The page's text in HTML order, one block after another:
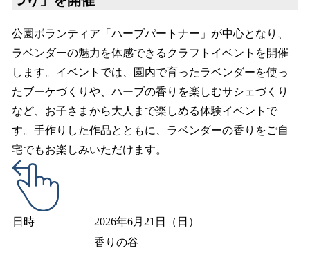
公園ボランティア「ハーブパートナー」が中心となり、
ラベンダーの魅力を体感できるクラフトイベントを開催
します。イベントでは、園内で育ったラベンダーを使っ
たブーケづくりや、ハーブの香りを楽しむサシェづくり
など、お子さまから大人まで楽しめる体験イベントで
す。手作りした作品とともに、ラベンダーの香りをご自
宅でもお楽しみいただけます。
日時 2026年6月21日（日）
香りの谷